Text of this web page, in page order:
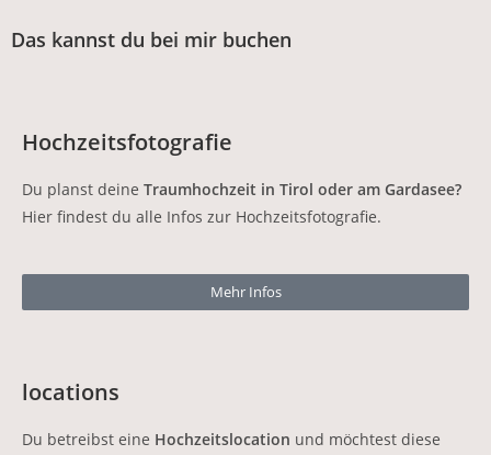
Das kannst du bei mir buchen
Hochzeitsfotografie
Du planst deine Traumhochzeit in Tirol oder am Gardasee?
Hier findest du alle Infos zur Hochzeitsfotografie.
Mehr Infos
locations
Du betreibst eine Hochzeitslocation und möchtest diese